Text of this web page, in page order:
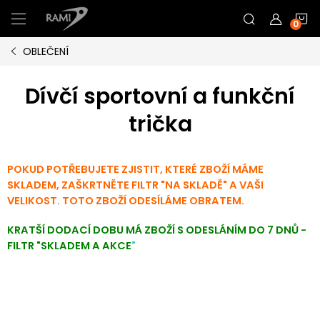
na
obsah
OBLEČENÍ
Dívčí sportovní a funkční
trička
POKUD POTŘEBUJETE ZJISTIT, KTERÉ ZBOŽÍ MÁME
SKLADEM, ZAŠKRTNĚTE FILTR "NA SKLADĚ" A VAŠI
VELIKOST. TOTO ZBOŽÍ ODESÍLÁME OBRATEM.
KRATŠÍ DODACÍ DOBU MÁ ZBOŽÍ S ODESLÁNÍM DO 7 DNŮ -
FILTR "SKLADEM A AKCE"